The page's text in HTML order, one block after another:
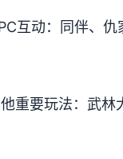
互动：同伴、
重要玩法：武林